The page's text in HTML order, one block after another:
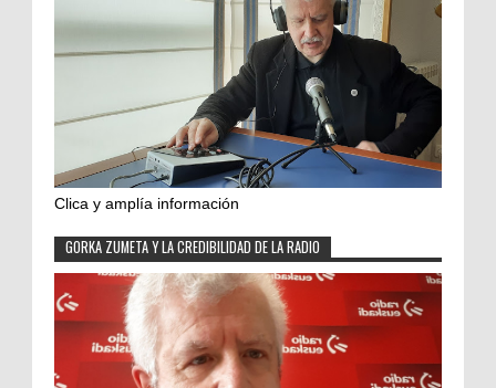
Clica y amplía información
GORKA ZUMETA Y LA CREDIBILIDAD DE LA RADIO